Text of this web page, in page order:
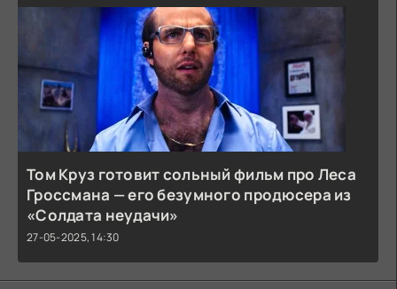
Том Круз готовит сольный фильм про Леса
Гроссмана — его безумного продюсера из
«Солдата неудачи»
27-05-2025, 14:30